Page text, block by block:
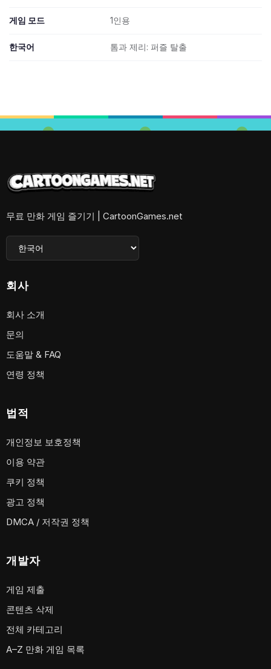
게임 모드 1인용
한국어 톰과 제리: 퍼즐 탈출
무료 만화 게임 즐기기 | CartoonGames.net
회사
회사 소개
문의
도움말 & FAQ
연령 정책
법적
개인정보 보호정책
이용 약관
쿠키 정책
광고 정책
DMCA / 저작권 정책
개발자
게임 제출
콘텐츠 삭제
전체 카테고리
A–Z 만화 게임 목록